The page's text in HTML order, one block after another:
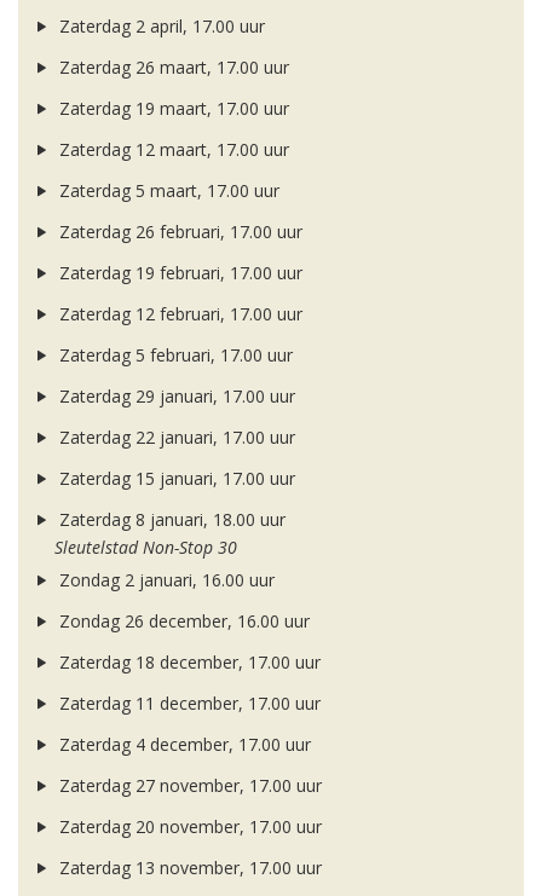
Zaterdag 2 april, 17.00 uur
Zaterdag 26 maart, 17.00 uur
Zaterdag 19 maart, 17.00 uur
Zaterdag 12 maart, 17.00 uur
Zaterdag 5 maart, 17.00 uur
Zaterdag 26 februari, 17.00 uur
Zaterdag 19 februari, 17.00 uur
Zaterdag 12 februari, 17.00 uur
Zaterdag 5 februari, 17.00 uur
Zaterdag 29 januari, 17.00 uur
Zaterdag 22 januari, 17.00 uur
Zaterdag 15 januari, 17.00 uur
Zaterdag 8 januari, 18.00 uur
Sleutelstad Non-Stop 30
Zondag 2 januari, 16.00 uur
Zondag 26 december, 16.00 uur
Zaterdag 18 december, 17.00 uur
Zaterdag 11 december, 17.00 uur
Zaterdag 4 december, 17.00 uur
Zaterdag 27 november, 17.00 uur
Zaterdag 20 november, 17.00 uur
Zaterdag 13 november, 17.00 uur